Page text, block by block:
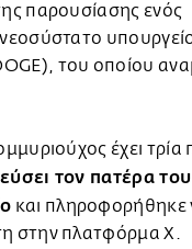
παρουσίασης ενός
του οποίου
έχει τρία
τον πατέρα
και πληροφορήθηκε
στην πλατφόρμα Χ.